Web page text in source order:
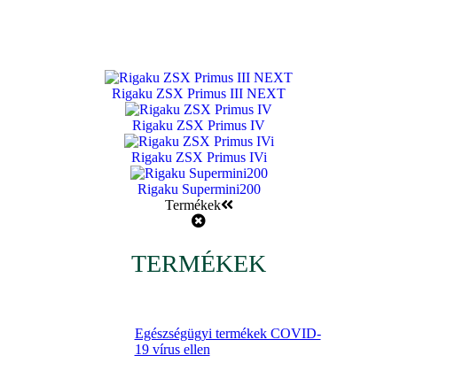
Rigaku ZSX Primus III NEXT
Rigaku ZSX Primus IV
Rigaku ZSX Primus IVi
Rigaku Supermini200
Termékek
TERMÉKEK
Egészségügyi termékek COVID-
19 vírus ellen